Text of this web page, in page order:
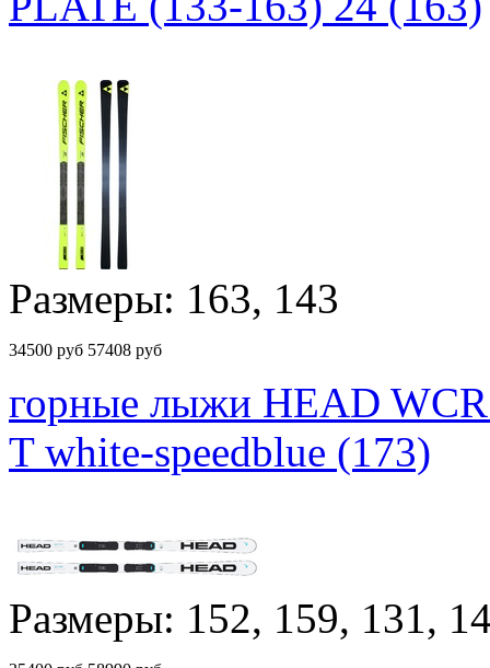
Размеры: 163, 143
34500 руб 57408 руб
горные лыжи HEAD WCR
T white-speedblue (173)
Размеры: 152, 159, 131,